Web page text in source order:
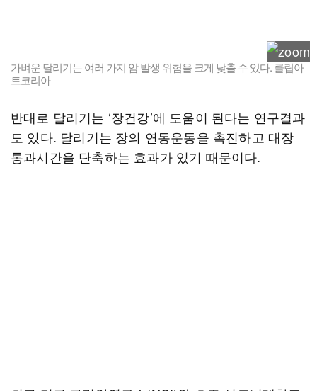
가벼운 달리기는 여러 가지 암 발생 위험을 크게 낮출 수 있다. 클립아
트코리아
반대로 달리기는 ‘장건강’에 도움이 된다는 연구결과
도 있다. 달리기는 장의 연동운동을 촉진하고 대장
통과시간을 단축하는 효과가 있기 때문이다.